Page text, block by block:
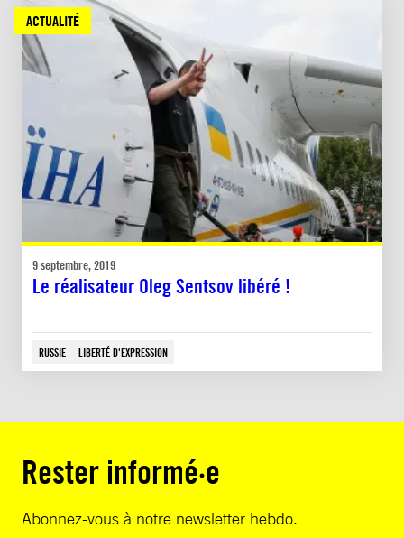
ACTUALITÉ
9 septembre, 2019
Le réalisateur Oleg Sentsov libéré !
RUSSIE LIBERTÉ D'EXPRESSION
Rester informé·e
Abonnez-vous à notre newsletter hebdo.